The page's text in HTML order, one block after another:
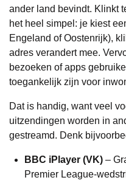
ander land bevindt. Klinkt
het heel simpel: je kiest
Engeland of Oostenrijk),
adres verandert mee.
bezoeken of apps
toegankelijk zijn voor
Dat is handig, want veel
uitzendingen worden in
gestreamd. Denk
BBC iPlayer (VK) –
Premier League-